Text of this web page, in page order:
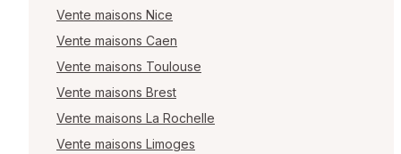
Vente maisons Nice
Vente maisons Caen
Vente maisons Toulouse
Vente maisons Brest
Vente maisons La Rochelle
Vente maisons Limoges